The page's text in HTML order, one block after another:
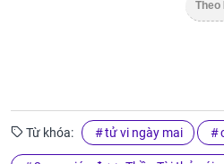
Theo
Từ khóa: tử vi ngày mai